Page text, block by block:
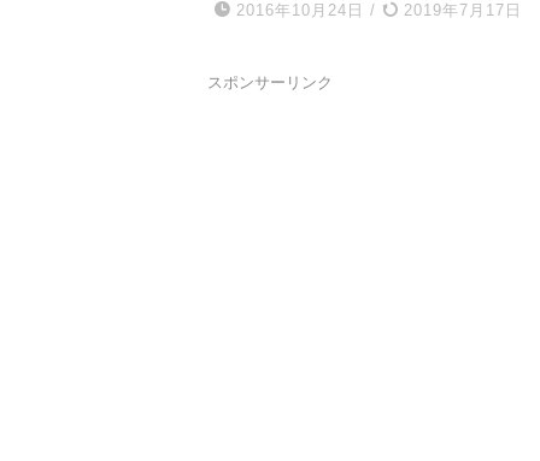
2016年10月24日 / 2019年7月17日
スポンサーリンク